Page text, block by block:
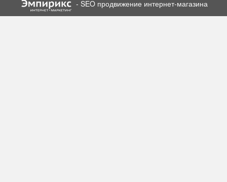
- SEO продвижение интернет-магазина